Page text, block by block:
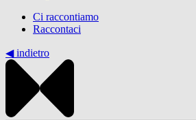
Ci raccontiamo
Raccontaci
◀︎ indietro